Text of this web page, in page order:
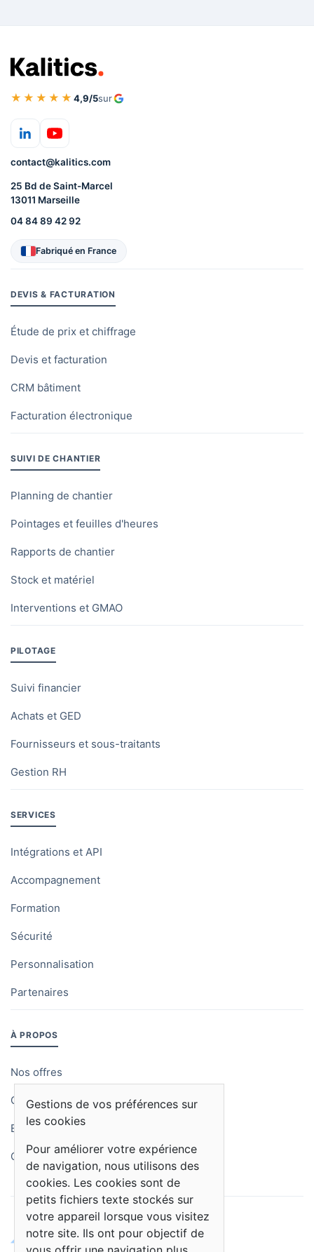
Gestions de vos préférences sur
les cookies
Pour améliorer votre expérience
de navigation, nous utilisons des
cookies. Les cookies sont de
petits fichiers texte stockés sur
votre appareil lorsque vous visitez
notre site. Ils ont pour objectif de
★★★★★ 4,9/5sur
contact@kalitics.com
25 Bd de Saint-Marcel
13011 Marseille
04 84 89 42 92
Fabriqué en France
DEVIS & FACTURATION
Étude de prix et chiffrage
Devis et facturation
CRM bâtiment
Facturation électronique
SUIVI DE CHANTIER
Planning de chantier
Pointages et feuilles d'heures
Rapports de chantier
Stock et matériel
Interventions et GMAO
PILOTAGE
Suivi financier
Achats et GED
Fournisseurs et sous-traitants
Gestion RH
SERVICES
Intégrations et API
Accompagnement
Formation
Sécurité
Personnalisation
Partenaires
À PROPOS
Nos offres
Qui sommes-nous
Blog
Contactez-nous